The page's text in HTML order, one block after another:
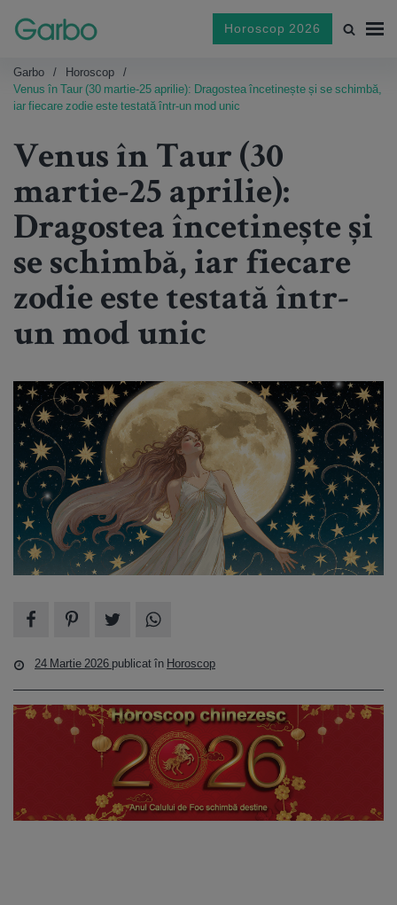
Horoscop 2026
Garbo
Horoscop
Venus în Taur (30 martie-25 aprilie): Dragostea încetinește și se schimbă,
iar fiecare zodie este testată într-un mod unic
Venus în Taur (30
martie-25 aprilie):
Dragostea încetinește și
se schimbă, iar fiecare
zodie este testată într-
un mod unic
24 Martie 2026 publicat în Horoscop